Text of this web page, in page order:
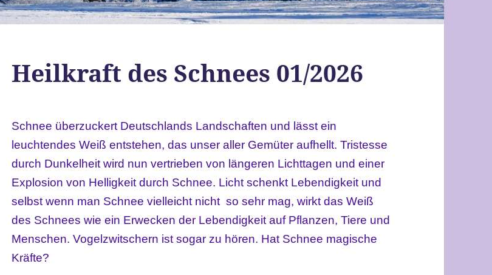
Heilkraft des Schnees 01/2026
Schnee überzuckert Deutschlands Landschaften und lässt ein
leuchtendes Weiß entstehen, das unser aller Gemüter aufhellt. Tristesse
durch Dunkelheit wird nun vertrieben von längeren Lichttagen und einer
Explosion von Helligkeit durch Schnee. Licht schenkt Lebendigkeit und
selbst wenn man Schnee vielleicht nicht so sehr mag, wirkt das Weiß
des Schnees wie ein Erwecken der Lebendigkeit auf Pflanzen, Tiere und
Menschen. Vogelzwitschern ist sogar zu hören. Hat Schnee magische
Kräfte?